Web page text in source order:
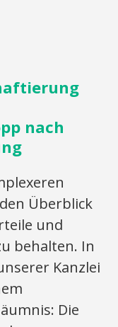
nach
Überblick
und
behalten. In
Kanzlei
Die